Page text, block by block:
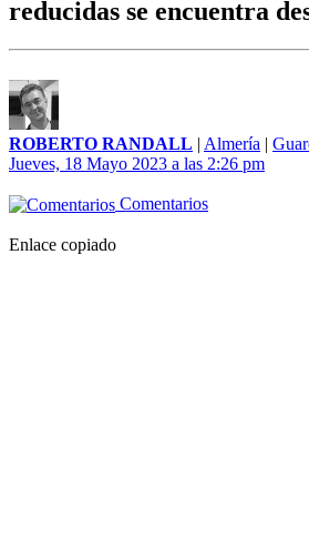
reducidas se encuentra
ROBERTO RANDALL | Almería |
Jueves, 18 Mayo 2023 a las 2:26 pm
Comentarios
Enlace copiado